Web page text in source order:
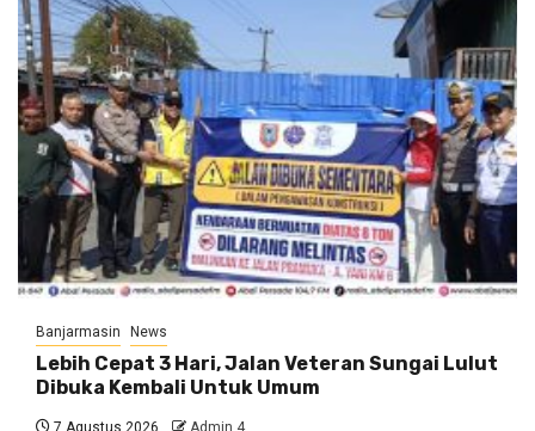
Banjarmasin News
Lebih Cepat 3 Hari, Jalan Veteran Sungai Lulut
Dibuka Kembali Untuk Umum
7 Agustus 2026 Admin 4